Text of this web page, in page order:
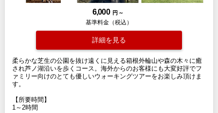
6,000 円 ～
基準料金（税込）
詳細を見る
柔らかな芝生の公園を抜け遠くに見える箱根外輪山や森の木々に癒
され芦ノ湖沿いを歩くコース。海外からのお客様にも大変好評でフ
ァミリー向けのとても優しいウォーキングツアーをお楽しみ頂けま
す。
【所要時間】
1～2時間